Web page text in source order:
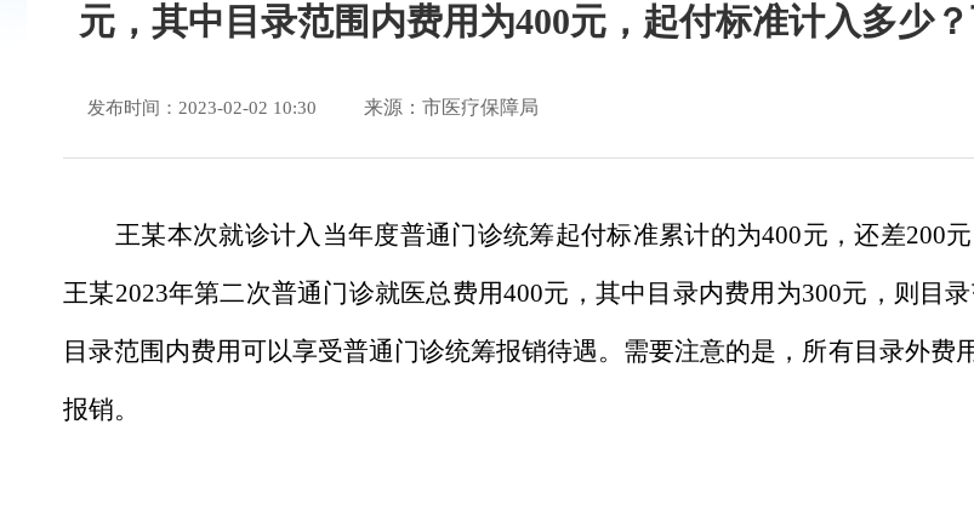
元，其中目录范围内费用为400元，起付标准计入多少
发布时间：2023-02-02 10:30 来源：市医疗保障局
王某本次就诊计入当年度普通门诊统筹起付标准累计的为400元，还差200
王某2023年第二次普通门诊就医总费用400元，其中目录内费用为300元，则目
目录范围内费用可以享受普通门诊统筹报销待遇。需要注意的是，所有目录外
报销。